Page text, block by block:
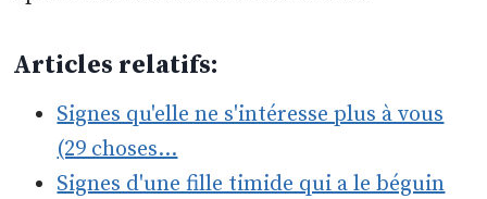
Articles relatifs:
Signes qu'elle ne s'intéresse plus à vous
(29 choses…
Signes d'une fille timide qui a le béguin